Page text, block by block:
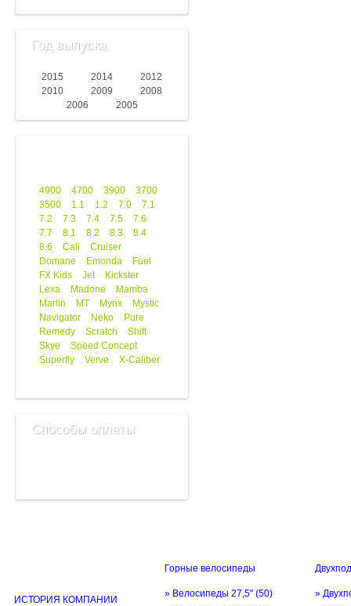
Год выпуска
2015 2014
2012
2010
2009
2008
2006
2005
4900 4700 3900
3700
3500
1.1 1.2 7.0
7.1
7.2
7.3 7.4 7.5
7.6
7.7
8.1 8.2 8.3
8.4
8.6
Cali
Cruiser
Domane
Emonda
Fuel
FX Kids
Jet
Kickster
Lexa
Madone
Mamba
Marlin
MT Mynx
Mystic
Navigator
Neko
Pure
Remedy
Scratch
Shift
Skye
Speed Concept
Superfly
Verve X-Caliber
Способы оплаты
ИСТОРИЯ КОМПАНИИ
Горные велосипеды
» Велосипеды 27,5" (50)
»